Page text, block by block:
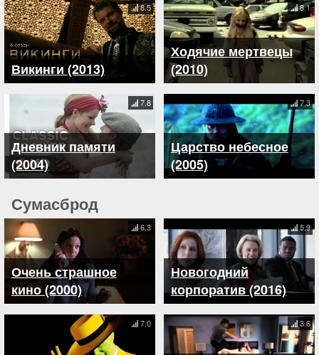
Викинги (2013)
8.5
Ходячие мертвецы
(2010)
8.1
Дневник памяти
(2004)
7.8
Царство небесное
(2005)
7.3
Сумасброд
Очень страшное
кино (2000)
6.3
Новогодний
корпоратив (2016)
5.9
7.0 3.6